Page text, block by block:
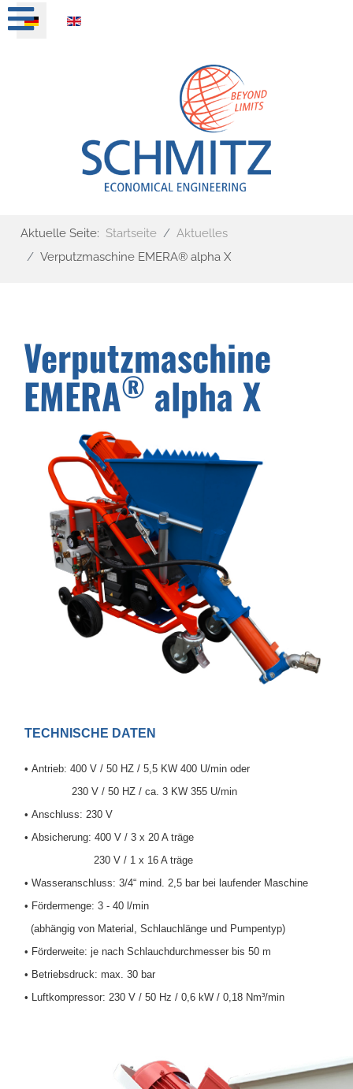
Sprache auswählen
Aktuelle Seite: Startseite
Aktuelles
Verputzmaschine EMERA® alpha X
Verputzmaschine
EMERA® alpha X
TECHNISCHE DATEN
• Antrieb: 400 V / 50 HZ / 5,5 KW 400 U/min oder
230 V / 50 HZ / ca. 3 KW 355 U/min
• Anschluss: 230 V
• Absicherung: 400 V / 3 x 20 A träge
230 V / 1 x 16 A träge
• Wasseranschluss: 3/4“ mind. 2,5 bar bei laufender Maschine
• Fördermenge: 3 - 40 l/min
(abhängig von Material, Schlauchlänge und Pumpentyp)
• Förderweite: je nach Schlauchdurchmesser bis 50 m
• Betriebsdruck: max. 30 bar
• Luftkompressor: 230 V / 50 Hz / 0,6 kW / 0,18 Nm³/min